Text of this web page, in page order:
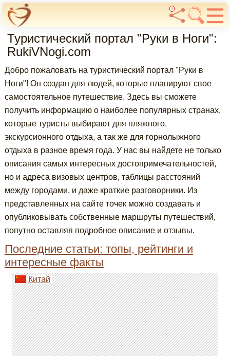
7
Туристический портал "Руки в Ноги":
RukiVNogi.com
Добро пожаловать на туристический портал "Руки в
Ноги"! Он создан для людей, которые планируют свое
самостоятельное путешествие. Здесь вы сможете
получить информацию о наиболее популярных странах,
которые туристы выбирают для пляжного,
экскурсионного отдыха, а так же для горнолыжного
отдыха в разное время года. У нас вы найдете не только
описания самых интересных достопримечательностей,
но и адреса визовых центров, таблицы расстояний
между городами, и даже краткие разговорники. Из
представленных на сайте точек можно создавать и
опубликовывать собственные маршруты путешествий,
попутно оставляя подробное описание и отзывы.
Последние статьи: топы, рейтинги и
интересные факты
Китай